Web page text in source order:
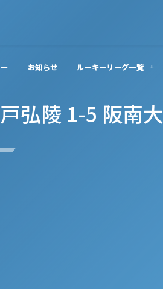
お知らせ ルーキーリーグ一覧
弘陵 1-5 阪南大